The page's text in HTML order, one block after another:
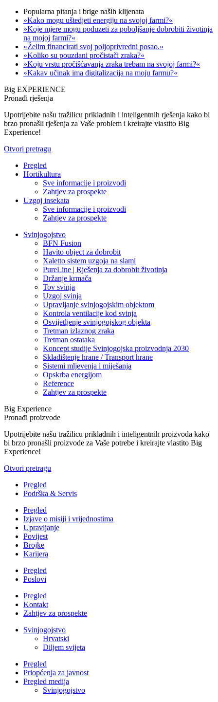
Popularna pitanja i brige naših klijenata
»Kako mogu uštedjeti energiju na svojoj farmi?«
»Koje mjere mogu poduzeti za poboljšanje dobrobiti životinja
na mojoj farmi?«
»Želim financirati svoj poljoprivredni posao.«
»Koliko su pouzdani pročistači zraka?«
»Koju vrstu pročišćavanja zraka trebam na svojoj farmi?«
»Kakav učinak ima digitalizacija na moju farmu?«
Big EXPERIENCE
Pronađi rješenja
Upotrijebite našu tražilicu prikladnih i inteligentnih rješenja kako bi
brzo pronašli rješenja za Vaše problem i kreirajte vlastito Big
Experience!
Otvori pretragu
Pregled
Hortikultura
Sve informacije i proizvodi
Zahtjev za prospekte
Uzgoj insekata
Sve informacije i proizvodi
Zahtjev za prospekte
Svinjogojstvo
BFN Fusion
Havito object za dobrobit
Xaletto sistem uzgoja na slami
PureLine | Rješenja za dobrobit životinja
Držanje krmača
Tov svinja
Uzgoj svinja
Upravljanje svinjogojskim objektom
Kontrola ventilacije kod svinja
Osvijetljenje svinjogojskog objekta
Tretman izlaznog zraka
Tretman ostataka
Koncept studije Svinjogojska proizvodnja 2030
Skladištenje hrane / Transport hrane
Sistemi mljevenja i miješanja
Opskrba energijom
Reference
Zahtjev za prospekte
Big Experience
Pronađi proizvode
Upotrijebite našu tražilicu prikladnih i inteligentnih proizvoda kako
bi brzo pronašli proizvode za Vaše potrebe i kreirajte vlastito Big
Experience!
Otvori pretragu
Pregled
Podrška & Servis
Pregled
Izjave o misiji i vrijednostima
Upravljanje
Povijest
Brojke
Karijera
Pregled
Poslovi
Pregled
Kontakt
Zahtjev za prospekte
Svinjogojstvo
Hrvatski
Diljem svijeta
Pregled
Priopćenja za javnost
Pregled medija
Svinjogojstvo